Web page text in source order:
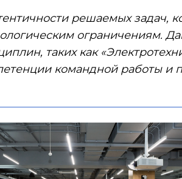
решаемых задач,
ограничениям.
таких как
командной работы и